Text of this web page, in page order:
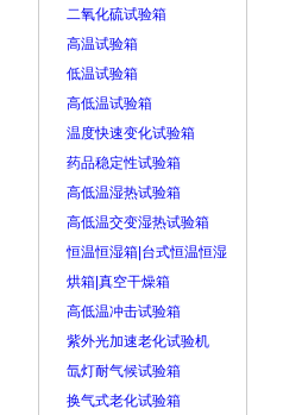
二氧化硫试验箱
高温试验箱
低温试验箱
高低温试验箱
温度快速变化试验箱
药品稳定性试验箱
高低温湿热试验箱
高低温交变湿热试验箱
恒温恒湿箱|台式恒温恒湿
烘箱|真空干燥箱
高低温冲击试验箱
紫外光加速老化试验机
氙灯耐气候试验箱
换气式老化试验箱